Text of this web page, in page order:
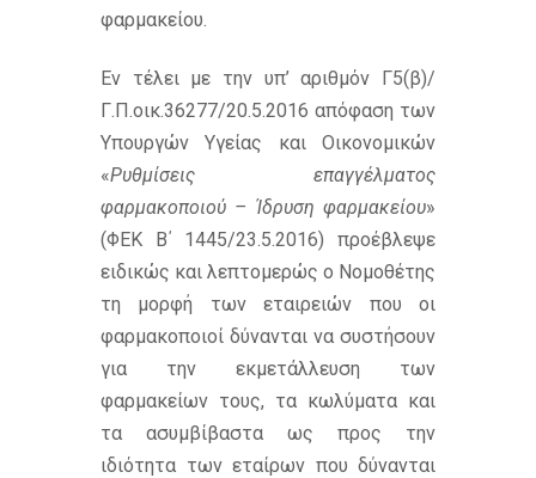
φαρμακείου.
Εν τέλει με την υπ’ αριθμόν Γ5(β)/
Γ.Π.οικ.36277/20.5.2016 απόφαση των
Υπουργών Υγείας και Οικονομικών
«Ρυθμίσεις επαγγέλματος
φαρμακοποιού – Ίδρυση φαρμακείου»
(ΦΕΚ Β΄ 1445/23.5.2016) προέβλεψε
ειδικώς και λεπτομερώς ο Νομοθέτης
τη μορφή των εταιρειών που οι
φαρμακοποιοί δύνανται να συστήσουν
για την εκμετάλλευση των
φαρμακείων τους, τα κωλύματα και
τα ασυμβίβαστα ως προς την
ιδιότητα των εταίρων που δύνανται